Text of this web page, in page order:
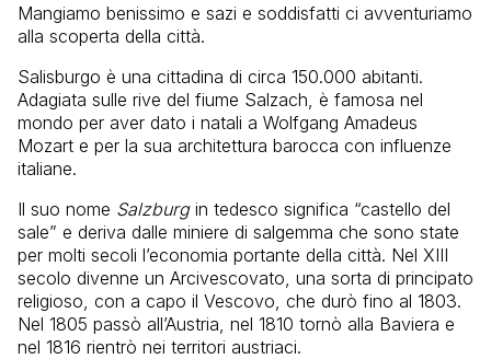
Mangiamo benissimo e sazi e soddisfatti ci avventuriamo
alla scoperta della città.
Salisburgo è una cittadina di circa 150.000 abitanti.
Adagiata sulle rive del fiume Salzach, è famosa nel
mondo per aver dato i natali a Wolfgang Amadeus
Mozart e per la sua architettura barocca con influenze
italiane.
Il suo nome Salzburgin tedesco significa “castello del
sale” e deriva dalle miniere di salgemma che sono state
per molti secoli l’economia portante della città. Nel XIII
secolo divenne un Arcivescovato, una sorta di principato
religioso, con a capo il Vescovo, che durò fino al 1803.
Nel 1805 passò all’Austria, nel 1810 tornò alla Baviera e
nel 1816 rientrò nei territori austriaci.